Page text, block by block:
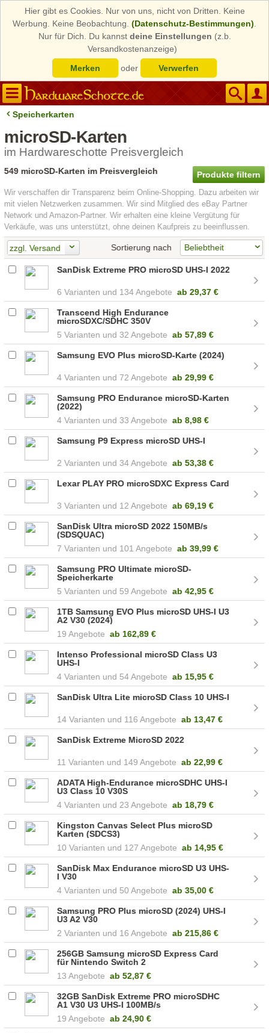
Hier gibt es Cookies. Nur von uns, nicht von Dritten. Keine
Werbung. Keine Beobachtung. (Datenschutz-Bestimmungen)
Nur für Dich. Du kannst deine Einstellungen (z.b.
Versandkostenanzeige)
Merken
oder Verwerfen
Speicherkarten
microSD-Karten
im Hardwareschotte Preisvergleich
Produkte filtern
549 microSD-Karten im Preisvergleich
Wir verschaffen dir Transparenz beim Online-Shopping. Dazu arbeiten wir
mit vielen Netzwerken zusammen. Wir sind Mitglied des eBay Partner
Network und Amazon-Partner. Wir erhalten eine kleine Vergütung für
Verkäufe, was uns unterstützt, ohne deinen Kaufpreis zu beeinflussen.
zzgl. Versand Sortierung nach
SanDisk Extreme PRO microSD UHS-I 2022
6 134 Angebote ab 29,37 €
Transcend High Endurance
microSDXC/SDHC 350V
5
32 Angebote ab 57,89 €
Samsung EVO Plus microSD-Karte (2024)
4 72 Angebote ab 29,99 €
Samsung PRO Endurance microSD-Karten
(2022)
4
33 Angebote ab 8,98 €
Samsung P9 Express microSD UHS-I
2 34 Angebote ab 53,38 €
Lexar PLAY PRO microSDXC Express Card
3 12 Angebote ab 69,19 €
SanDisk Ultra microSD 2022 150MB/s
(SDSQUAC)
7
101 Angebote ab 39,99 €
Samsung PRO Ultimate microSD-
Speicherkarte
5
59 Angebote ab42,95 €
1TB Samsung EVO Plus microSD UHS-I U3
A2 V30 (2024)
19 Angebote ab 162,89 €
Intenso Professional microSD Class U3
UHS-I
4
54 Angebote ab 15,95 €
SanDisk Ultra Lite microSD Class 10 UHS-I
14 116 Angebote ab 13,47 €
SanDisk Extreme MicroSD 2022
11 149 Angebote ab 22,99 €
ADATA High-Endurance microSDHC UHS-I
U3 Class 10 V30S
4
23 Angebote ab 18,79 €
Kingston Canvas Select Plus microSD
Karten (SDCS3)
10
127 Angebote ab 14,95 €
SanDisk Max Endurance microSD U3 UHS-
I V30
4
50 Angebote ab 35,00 €
Samsung PRO Plus microSD (2024) UHS-I
U3 A2 V30
2
16 Angebote ab 215,86 €
256GB Samsung microSD Express Card
für Nintendo Switch 2
13 Angebote ab 52,87 €
32GB SanDisk Extreme PRO microSDHC
A1 V30 U3 UHS-I 100MB/s
19 Angebote ab 24,90 €